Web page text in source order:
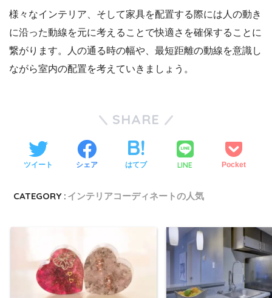
様々なインテリア、そして家具を配置する際には人の動き
に沿った動線を元に考えることで快適さを確保することに
繋がります。人の通る時の幅や、最短距離の動線を意識し
ながら室内の配置を考えていきましょう。
SHARE
ツイート シェア はてブ LINE Pocket
CATEGORY : インテリアコーディネートの人気